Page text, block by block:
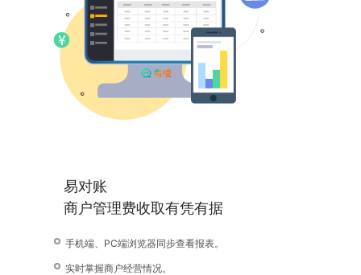
易对账
商户管理费收取有凭有据
手机端、PC端浏览器同步查看报表。
实时掌握商户经营情况。